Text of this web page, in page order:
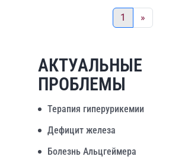
1 »
АКТУАЛЬНЫЕ
ПРОБЛЕМЫ
Терапия гиперурикемии
Дефицит железа
Болезнь Альцгеймера